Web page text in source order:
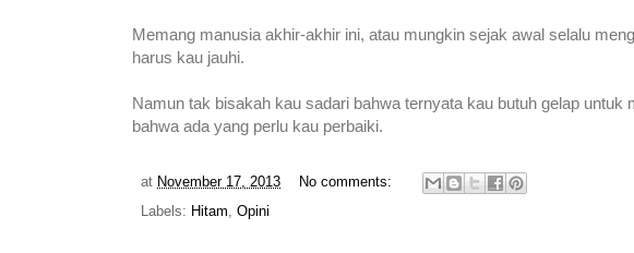
Memang manusia akhir-akhir ini, atau mungkin sejak awal selalu
harus kau jauhi.
Namun tak bisakah kau sadari bahwa ternyata kau butuh gelap
bahwa ada yang perlu kau perbaiki.
at November 17, 2013
No comments:
Labels: Hitam Opini